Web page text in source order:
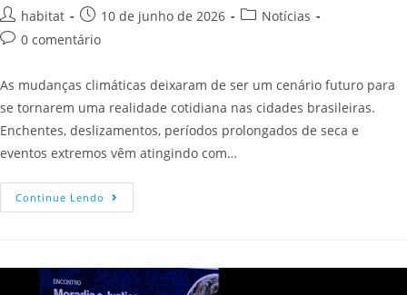
habitat 10 de junho de 2026
Notícias
0 comentário
As mudanças climáticas deixaram de ser um cenário futuro para
se tornarem uma realidade cotidiana nas cidades brasileiras.
Enchentes, deslizamentos, períodos prolongados de seca e
eventos extremos vêm atingindo com…
Continue Lendo